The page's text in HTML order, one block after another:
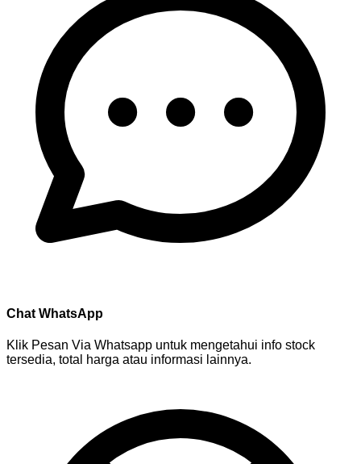
Chat WhatsApp
Klik Pesan Via Whatsapp untuk mengetahui info stock
tersedia, total harga atau informasi lainnya.